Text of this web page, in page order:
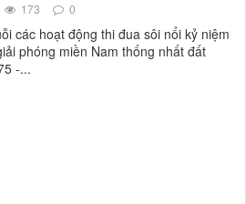
173 0
các hoạt động thi đua sôi nổi kỷ niệm
phóng miền Nam thống nhất đất
-...